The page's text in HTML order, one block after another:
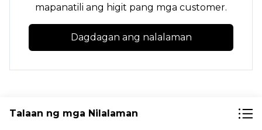
mapanatili ang higit pang mga customer.
Dagdagan ang nalalaman
Talaan ng mga Nilalaman